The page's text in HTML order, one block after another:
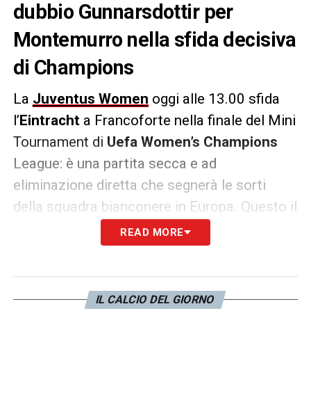
dubbio Gunnarsdottir per
Montemurro nella sfida decisiva
di Champions
La Juventus Women oggi alle 13.00 sfida
l’Eintrachta Francoforte nella finale del Mini
Tournament di Uefa Women’s Champions
League: è una partita secca e ad
eliminazione diretta che segnerà le sorti
della squadra bianconere in Europa. Questo il
probabile schieramento diMontemurro
Palis, Gunnarsdottir; Bonansea, Girelli,
READ MORE
IL CALCIO DEL GIORNO